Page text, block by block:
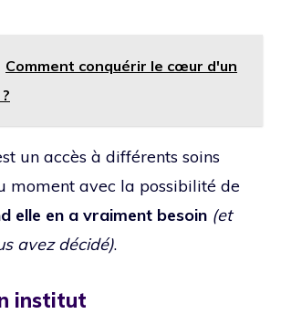
Comment conquérir le cœur d'un
un accès à différents soins
moment avec la possibilité de
elle en a vraiment besoin (et
avez décidé).
institut